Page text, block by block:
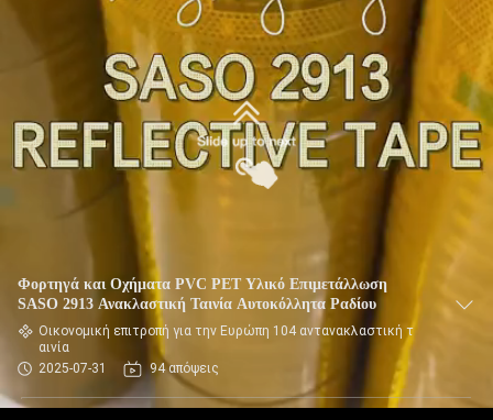
Φορτηγά και Οχήματα PVC PET Υλικό Επιμετάλλωση
SASO 2913 Ανακλαστική Ταινία Αυτοκόλλητα Ραδίου
Οικονομική επιτροπή για την Ευρώπη 104 αντανακλαστική τ
αινία
2025-07-31
94 απόψεις